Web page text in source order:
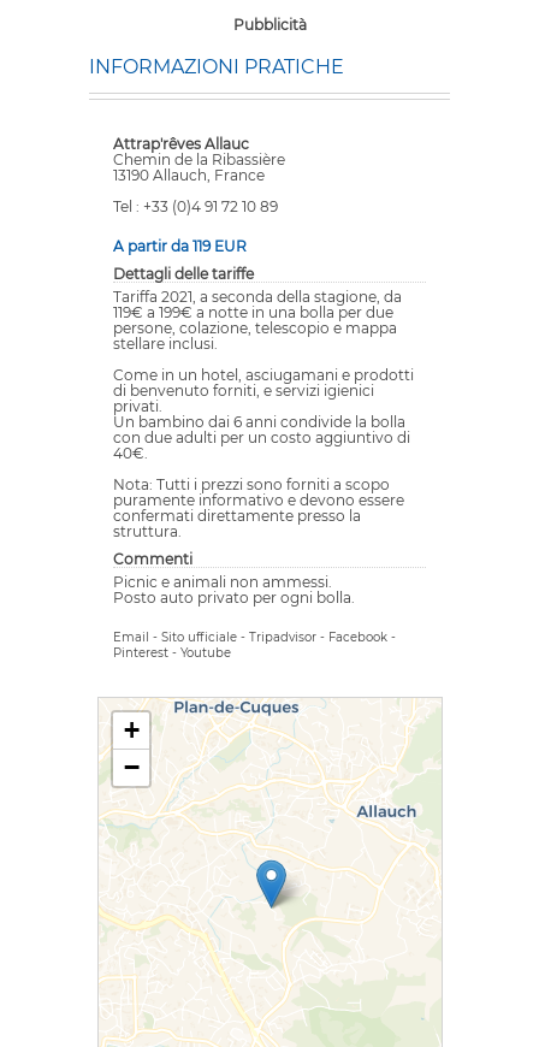
Pubblicità
INFORMAZIONI PRATICHE
Attrap'rêves Allauc
Chemin de la Ribassière
13190 Allauch, France
Tel : +33 (0)4 91 72 10 89
A partir da 119 EUR
Dettagli delle tariffe
Tariffa 2021, a seconda della stagione, da
119€ a 199€ a notte in una bolla per due
persone, colazione, telescopio e mappa
stellare inclusi.
Come in un hotel, asciugamani e prodotti
di benvenuto forniti, e servizi igienici
privati.
Un bambino dai 6 anni condivide la bolla
con due adulti per un costo aggiuntivo di
40€.
Nota: Tutti i prezzi sono forniti a scopo
puramente informativo e devono essere
confermati direttamente presso la
struttura.
Commenti
Picnic e animali non ammessi.
Posto auto privato per ogni bolla.
Email - Sito ufficiale - Tripadvisor - Facebook -
Pinterest - Youtube
+
−